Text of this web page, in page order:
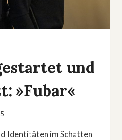
und
»Fubar«
Identitäten im Schatten